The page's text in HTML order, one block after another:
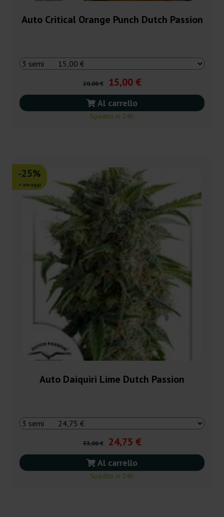
Auto Critical Orange Punch Dutch Passion
20,00 € 15,00 €
Al carrello
Spedito in 24h
-25%
+ omaggi
Auto Daiquiri Lime Dutch Passion
33,00 € 24,75 €
Al carrello
Spedito in 24h